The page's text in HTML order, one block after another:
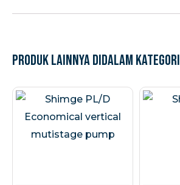
Produk lainnya didalam kategori